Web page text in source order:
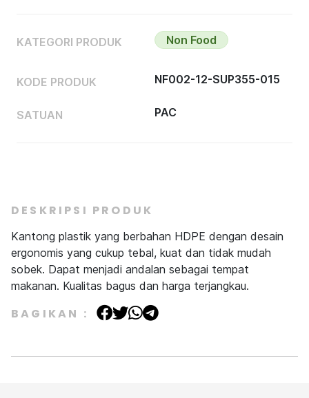
KATEGORI PRODUK Non Food
KODE PRODUK NF002-12-SUP355-015
SATUAN PAC
DESKRIPSI PRODUK
Kantong plastik yang berbahan HDPE dengan desain
ergonomis yang cukup tebal, kuat dan tidak mudah
sobek. Dapat menjadi andalan sebagai tempat
makanan. Kualitas bagus dan harga terjangkau.
BAGIKAN :